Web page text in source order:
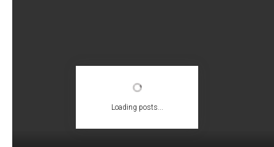
Loading posts...